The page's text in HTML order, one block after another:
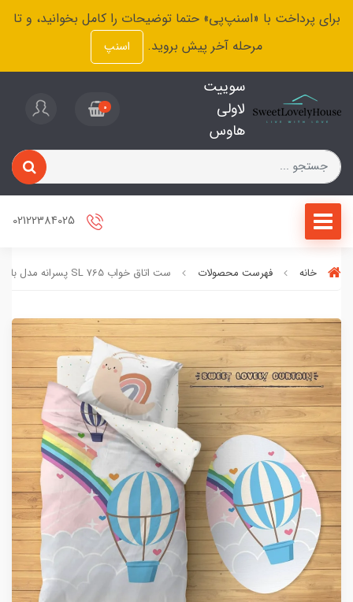
برای پرداخت با «اسنپ‌پی» حتما توضیحات را کامل بخوانید، و تا
مرحله آخر پیش بروید.
اسنپ
سوییت
لاولی
هاوس
0
خانه فهرست محصولات ست اتاق خواب SL ۷65 پسرانه مدل بالون و حلزون